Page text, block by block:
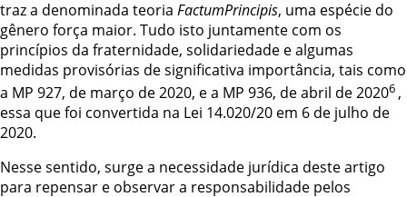
traz a denominada teoria FactumPrincipis, uma espécie do
gênero força maior. Tudo isto juntamente com os
princípios da fraternidade, solidariedade e algumas
medidas provisórias de significativa importância, tais como
a MP 927, de março de 2020, e a MP 936, de abril de 20206 ,
essa que foi convertida na Lei 14.020/20 em 6 de julho de
2020.
Nesse sentido, surge a necessidade jurídica deste artigo
para repensar e observar a responsabilidade pelos